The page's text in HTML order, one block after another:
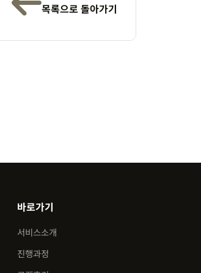
목록으로 돌아가기
바로가기
서비스소개
진행과정